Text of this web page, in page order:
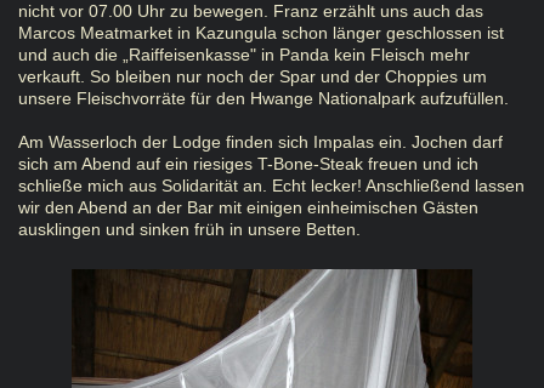
nicht vor 07.00 Uhr zu bewegen. Franz erzählt uns auch das
Marcos Meatmarket in Kazungula schon länger geschlossen ist
und auch die „Raiffeisenkasse" in Panda kein Fleisch mehr
verkauft. So bleiben nur noch der Spar und der Choppies um
unsere Fleischvorräte für den Hwange Nationalpark aufzufüllen.
Am Wasserloch der Lodge finden sich Impalas ein. Jochen darf
sich am Abend auf ein riesiges T-Bone-Steak freuen und ich
schließe mich aus Solidarität an. Echt lecker! Anschließend lassen
wir den Abend an der Bar mit einigen einheimischen Gästen
ausklingen und sinken früh in unsere Betten.